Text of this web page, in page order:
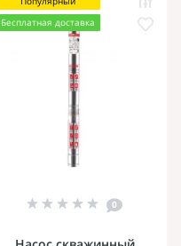
Бесплатная доставка
0